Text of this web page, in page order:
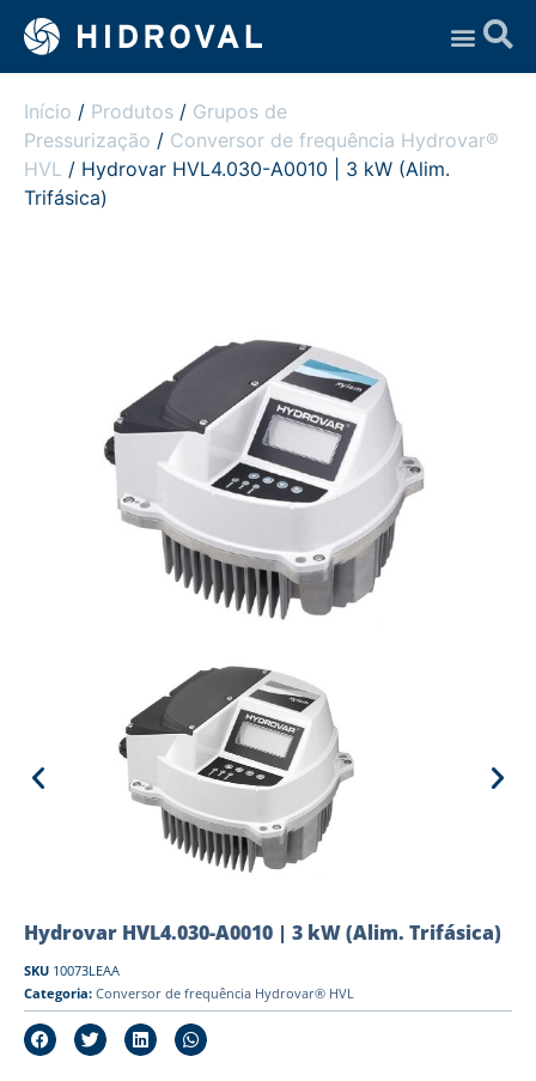
Início / Produtos / Grupos de
Pressurização / Conversor de frequência Hydrovar®
HVL / Hydrovar HVL4.030-A0010 | 3 kW (Alim.
Trifásica)
Hydrovar HVL4.030-A0010 | 3 kW (Alim. Trifásica)
SKU 10073LEAA
Categoria: Conversor de frequência Hydrovar® HVL